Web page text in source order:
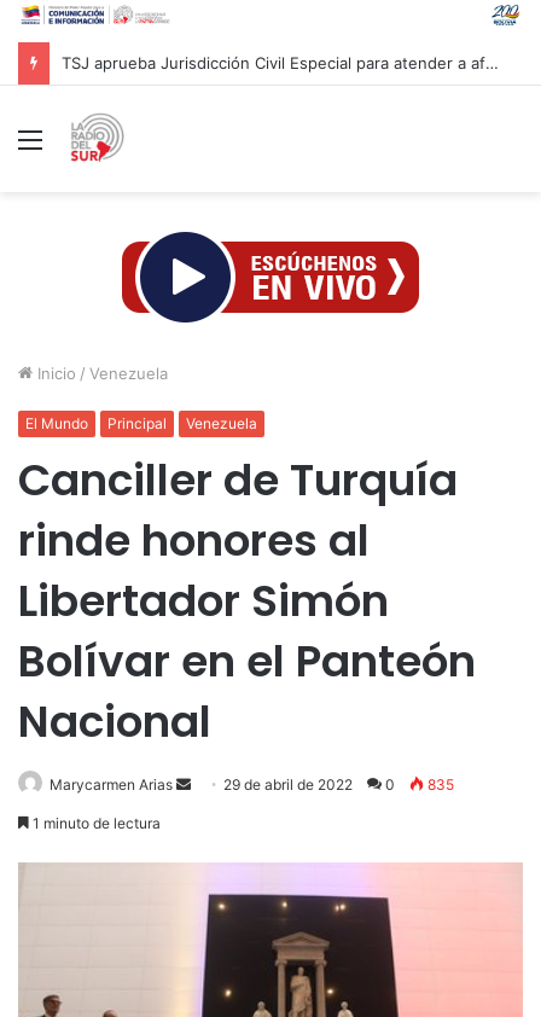
TSJ aprueba Jurisdicción Civil Especial para atender a afectados por sismos en Venezuela
Menú
Inicio / Venezuela
El Mundo Principal Venezuela
Canciller de Turquía
rinde honores al
Libertador Simón
Bolívar en el Panteón
Nacional
Marycarmen Arias
Send 29 de abril de 2022 0 835
1 minuto de lectura